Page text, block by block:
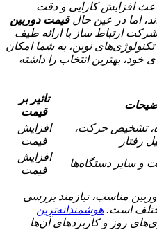
افزایش کارایی و دقت
اما در عین حالقیمت دوربین
شرکت ارتباط ساز با ارائه طیف
نوین، به شما امکان
خود، بهترین انتخاب را داشته
تاثیر بر
قیمت
تشخیص حرکت،
رفتار
افزایش
قیمت
و سایر دستگاه‌ها
افزایش
قیمت
مناسب، نیازمند بررسی
است. هوشمندانه‌ترین
روز و کاربردهای آن‌ها